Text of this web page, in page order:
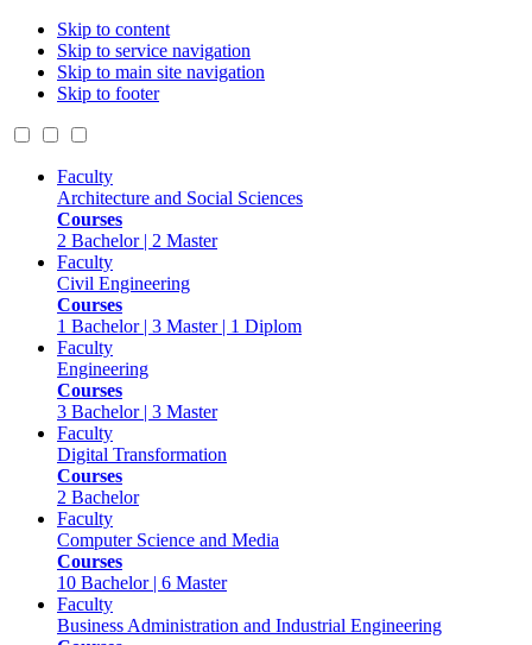
Skip to content
Skip to service navigation
Skip to main site navigation
Skip to footer
Faculty
Architecture and Social Sciences
Courses
2 Bachelor | 2 Master
Faculty
Civil Engineering
Courses
1 Bachelor | 3 Master | 1 Diplom
Faculty
Engineering
Courses
3 Bachelor | 3 Master
Faculty
Digital Transformation
Courses
2 Bachelor
Faculty
Computer Science and Media
Courses
10 Bachelor | 6 Master
Faculty
Business Administration and Industrial Engineering